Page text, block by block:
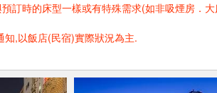
訂時的床型一樣或有特殊需求(如非吸煙房．
,以飯店(民宿)實際狀況為主.